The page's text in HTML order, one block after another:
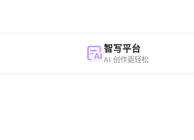
智写平台
AI 创作更轻松